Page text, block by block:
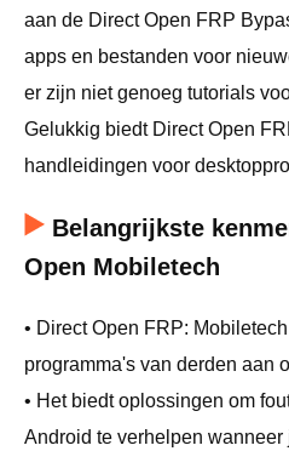
aan de Direct Open FRP
apps en bestanden voor
er zijn niet genoeg tutorials
Gelukkig biedt Direct Open
handleidingen voor
Belangrijkste
Open Mobiletech
• Direct Open FRP:
programma's van derden aan
• Het biedt oplossingen om
Android te verhelpen